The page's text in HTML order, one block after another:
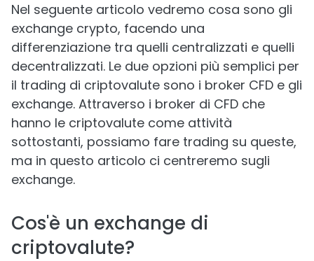
Nel seguente articolo vedremo cosa sono gli
exchange crypto, facendo una
differenziazione tra quelli centralizzati e quelli
decentralizzati. Le due opzioni più semplici per
il trading di criptovalute sono i broker CFD e gli
exchange. Attraverso i broker di CFD che
hanno le criptovalute come attività
sottostanti, possiamo fare trading su queste,
ma in questo articolo ci centreremo sugli
exchange.
Cos'è un exchange di
criptovalute?